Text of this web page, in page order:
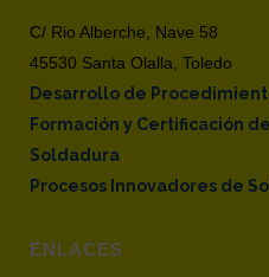
C/ Rio Alberche, Nave 58
45530 Santa Olalla, Toledo
Desarrollo de
Formación y Certificación
Soldadura
Procesos Innovadores de
ENLACES